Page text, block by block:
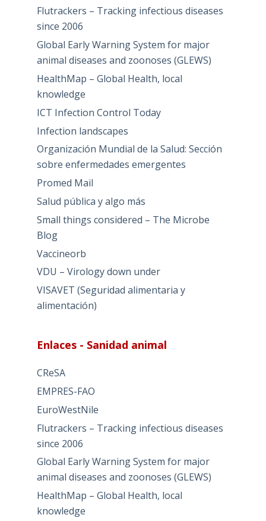
Flutrackers – Tracking infectious diseases
since 2006
Global Early Warning System for major
animal diseases and zoonoses (GLEWS)
HealthMap – Global Health, local
knowledge
ICT Infection Control Today
Infection landscapes
Organización Mundial de la Salud: Sección
sobre enfermedades emergentes
Promed Mail
Salud pública y algo más
Small things considered – The Microbe
Blog
Vaccineorb
VDU – Virology down under
VISAVET (Seguridad alimentaria y
alimentación)
Enlaces - Sanidad animal
CReSA
EMPRES-FAO
EuroWestNile
Flutrackers – Tracking infectious diseases
since 2006
Global Early Warning System for major
animal diseases and zoonoses (GLEWS)
HealthMap – Global Health, local
knowledge